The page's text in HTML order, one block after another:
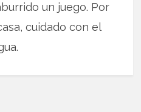
un juego. Por
cuidado con el